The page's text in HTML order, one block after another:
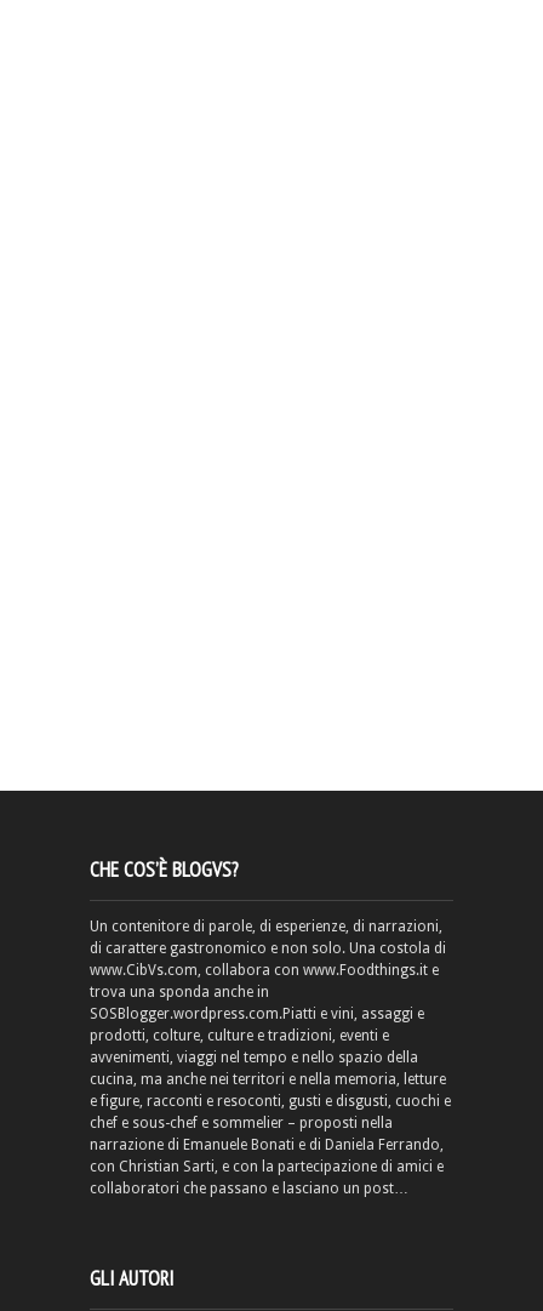
CHE COS’È BLOGVS?
Un contenitore di parole, di esperienze, di narrazioni,
di carattere gastronomico e non solo. Una costola di
www.CibVs.com, collabora con www.Foodthings.it e
trova una sponda anche in
SOSBlogger.wordpress.com.Piatti e vini, assaggi e
prodotti, colture, culture e tradizioni, eventi e
avvenimenti, viaggi nel tempo e nello spazio della
cucina, ma anche nei territori e nella memoria, letture
e figure, racconti e resoconti, gusti e disgusti, cuochi e
chef e sous-chef e sommelier – proposti nella
narrazione di Emanuele Bonati e di Daniela Ferrando,
con Christian Sarti, e con la partecipazione di amici e
collaboratori che passano e lasciano un post…
GLI AUTORI